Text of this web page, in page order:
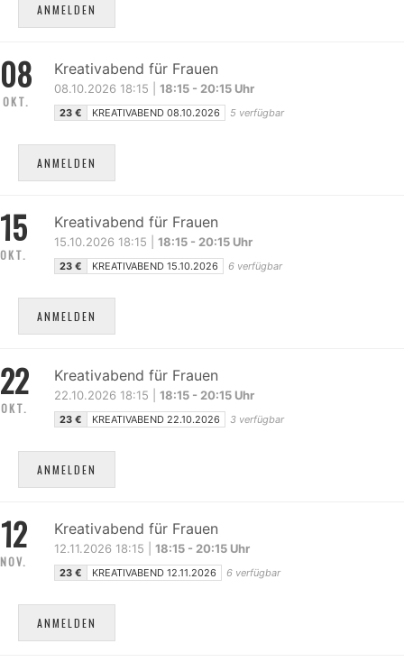
ANMELDEN
08
OKT.
Kreativabend für Frauen
08.10.2026 18:15 | 18:15 - 20:15 Uhr
23 € KREATIVABEND 08.10.2026 5 verfügbar
ANMELDEN
15
OKT.
Kreativabend für Frauen
15.10.2026 18:15 | 18:15 - 20:15 Uhr
23 € KREATIVABEND 15.10.2026 6 verfügbar
ANMELDEN
22
OKT.
Kreativabend für Frauen
22.10.2026 18:15 | 18:15 - 20:15 Uhr
23 € KREATIVABEND 22.10.2026 3 verfügbar
ANMELDEN
12
NOV.
Kreativabend für Frauen
12.11.2026 18:15 | 18:15 - 20:15 Uhr
23 € KREATIVABEND 12.11.2026 6 verfügbar
ANMELDEN